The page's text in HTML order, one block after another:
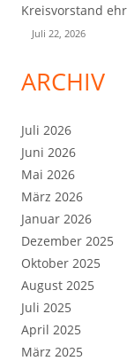
Kreisvorstand
Juli 22, 2026
ARCHIV
Juli 2026
Juni 2026
Mai 2026
März 2026
Januar 2026
Dezember 2025
Oktober 2025
August 2025
Juli 2025
April 2025
März 2025